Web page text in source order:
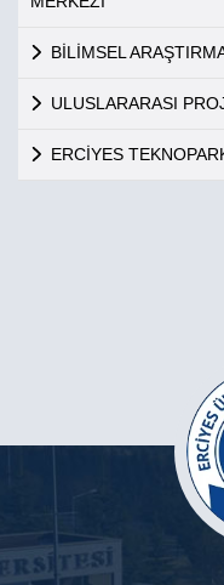
BİLİMSEL
ULUSLARARASI
ERCİYES